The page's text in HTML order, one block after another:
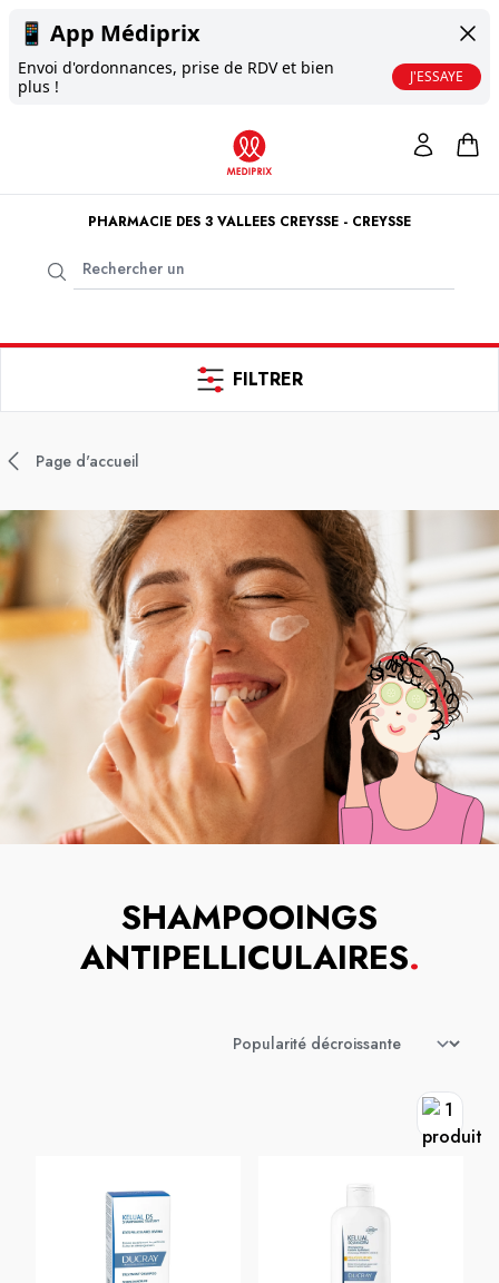
📱 App Médiprix
Envoi d'ordonnances, prise de RDV et bien
plus !
J'ESSAYE
PHARMACIE DES 3 VALLEES CREYSSE - CREYSSE
FILTRER
Page d'accueil
SHAMPOOINGS
ANTIPELLICULAIRES.